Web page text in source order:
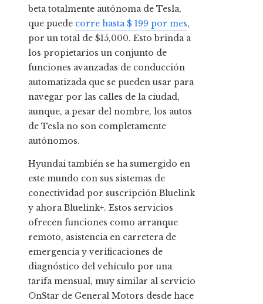
beta totalmente autónoma de Tesla,
que puede corre hasta $ 199 por mes,
por un total de $15,000. Esto brinda a
los propietarios un conjunto de
funciones avanzadas de conducción
automatizada que se pueden usar para
navegar por las calles de la ciudad,
aunque, a pesar del nombre, los autos
de Tesla no son completamente
autónomos.
Hyundai también se ha sumergido en
este mundo con sus sistemas de
conectividad por suscripción Bluelink
y ahora Bluelink+. Estos servicios
ofrecen funciones como arranque
remoto, asistencia en carretera de
emergencia y verificaciones de
diagnóstico del vehículo por una
tarifa mensual, muy similar al servicio
OnStar de General Motors desde hace